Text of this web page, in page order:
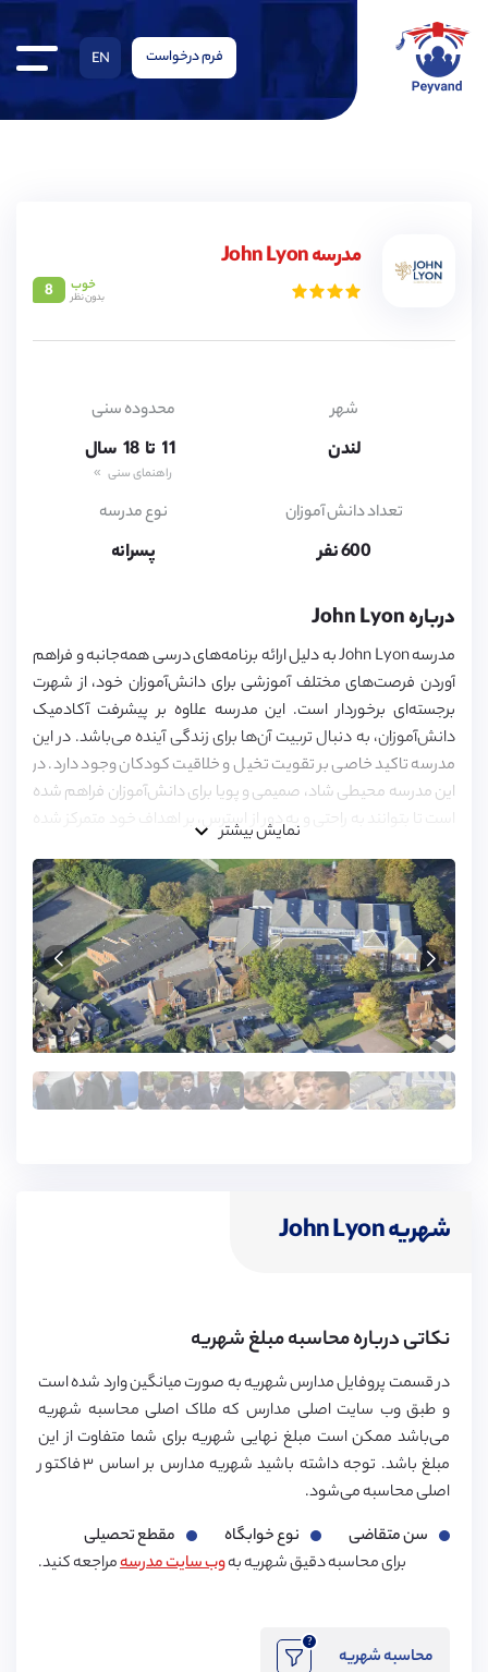
فرم درخواست EN
مدرسه John Lyon
خوب
بدون نظر 8
شهر
لندن
محدوده سنی
12,
14,
15,
تا
12,
16,
18 سال
راهنمای سنی
تعداد دانش آموزان
600 نفر
نوع مدرسه
پسرانه
درباره John Lyon
مدرسه John Lyon به دلیل ارائه برنامه‌های درسی همه‌جانبه و فراهم
آوردن فرصت‌های مختلف آموزشی برای دانش‌آموزان خود، از شهرت
برجسته‌ای برخوردار است. این مدرسه علاوه بر پیشرفت آکادمیک
دانش‌آموزان، به دنبال تربیت آن‌ها برای زندگی آینده می‌باشد. در این
مدرسه تاکید خاصی بر تقویت تخیل و خلاقیت کودکان وجود دارد. در
این مدرسه محیطی شاد، صمیمی و پویا برای دانش‌آموزان فراهم شده
است تا بتوانند به راحتی و به دور از استرس، بر اهداف خود متمرکز شده
و قدم در مسیر دست‌یابی به موفقیت بگذارند.
نمایش بیشتر
شهریه John Lyon
نکاتی درباره محاسبه مبلغ شهریه
در قسمت پروفایل مدارس شهریه به صورت میانگین وارد شده است
و طبق وب سایت اصلی مدارس که ملاک اصلی محاسبه شهریه
می‌باشد ممکن است مبلغ نهایی شهریه برای شما متفاوت از این
مبلغ باشد. توجه داشته باشید شهریه مدارس بر اساس ۳ فاکتور
اصلی محاسبه می‌شود.
سن متقاضی
نوع خوابگاه
مقطع تحصیلی
برای محاسبه دقیق شهریه بهوب سایت مدرسهمراجعه کنید.
محاسبه شهریه
?